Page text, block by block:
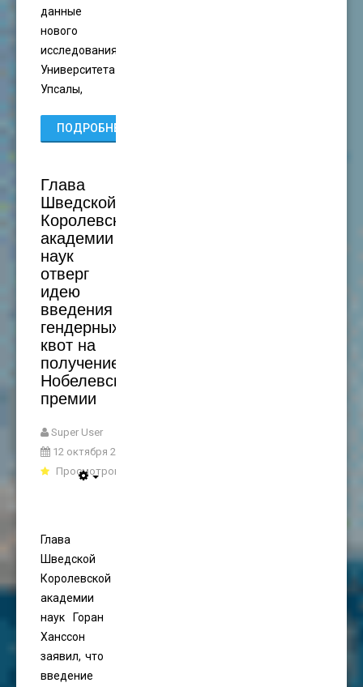
данные
нового
исследования
Университета
Упсалы,
ПОДРОБНЕЕ...
Глава
Шведской
Королевской
академии
наук
отверг
идею
введения
гендерных
квот на
получение
Нобелевской
премии
Super User
12 октября 2021
Просмотров: 4266
Глава
Шведской
Королевской
академии
наук Горан
Ханссон
заявил, что
введение